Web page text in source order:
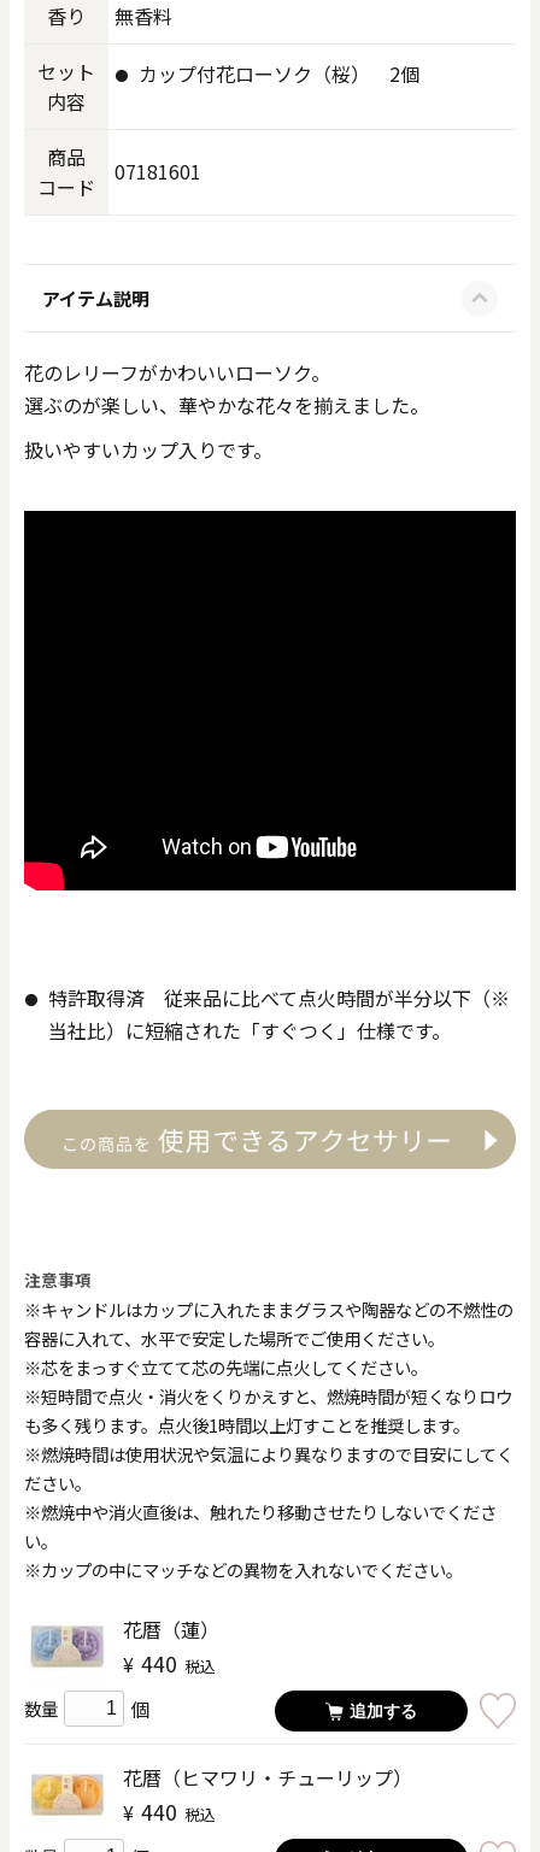
香り
無香料
セット
内容
カップ付花ローソク（桜） 2個
商品
コード
07181601
アイテム説明
花のレリーフがかわいいローソク。
選ぶのが楽しい、華やかな花々を揃えました。
扱いやすいカップ入りです。
特許取得済 従来品に比べて点火時間が半分以下（※
当社比）に短縮された「すぐつく」仕様です。
注意事項
※キャンドルはカップに入れたままグラスや陶器などの不燃性の
容器に入れて、水平で安定した場所でご使用ください。
※芯をまっすぐ立てて芯の先端に点火してください。
※短時間で点火・消火をくりかえすと、燃焼時間が短くなりロウ
も多く残ります。点火後1時間以上灯すことを推奨します。
※燃焼時間は使用状況や気温により異なりますので目安にしてく
ださい。
※燃焼中や消火直後は、触れたり移動させたりしないでくださ
い。
※カップの中にマッチなどの異物を入れないでください。
花暦（蓮）
¥ 440 税込
数量 個 追加する
花暦（ヒマワリ・チューリップ）
¥ 440 税込